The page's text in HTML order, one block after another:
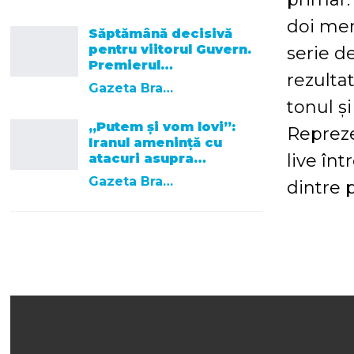
Săptămână decisivă
pentru viitorul Guvern.
Premierul…
Gazeta Brasovului
„Putem și vom lovi”:
Iranul amenință cu
atacuri asupra…
Gazeta Brasovului
doi
serie
tonul
live
dintre